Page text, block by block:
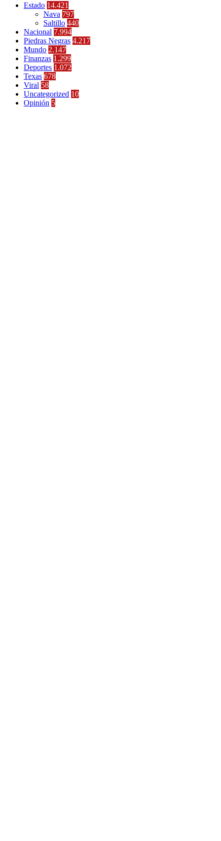
Estado 14.421
Nava 797
Saltillo 440
Nacional 7.994
Piedras Negras 4.217
Mundo 2.147
Finanzas 1.299
Deportes 1.072
Texas 678
Viral 58
Uncategorized 10
Opinión 5